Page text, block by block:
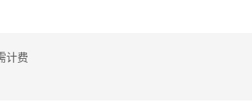
计费